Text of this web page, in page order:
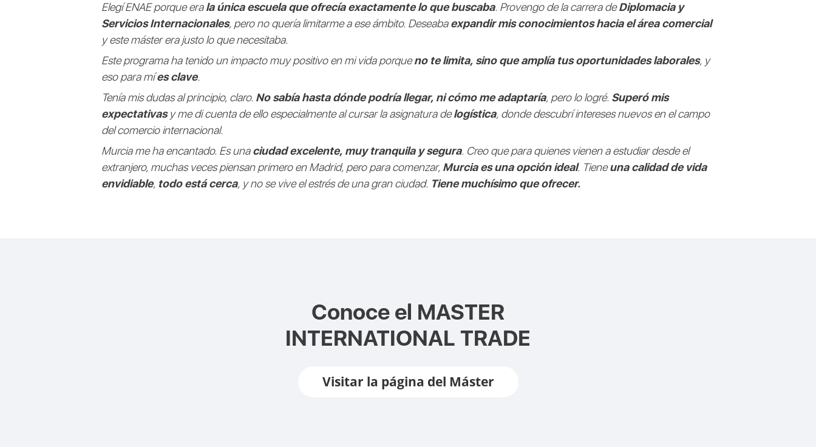
Elegí ENAE porque erala única escuela que ofrecía exactamente lo que buscaba. Provengo de la carrera deDiplomacia y
Servicios Internacionales, pero no quería limitarme a ese ámbito. Deseabaexpandir mis conocimientos hacia el área comercial
y este máster era justo lo que necesitaba.
Este programa ha tenido un impacto muy positivo en mi vida porqueno te limita, sino que amplía tus oportunidades laborales, y
eso para míes clave.
Tenía mis dudas al principio, claro. No sabía hasta dónde podría llegar, ni cómo me adaptaría, pero lo logré. Superó mis
expectativasy me di cuenta de ello especialmente al cursar la asignatura delogística, donde descubrí intereses nuevos en el campo
del comercio internacional.
Murcia me ha encantado. Es unaciudad excelente, muy tranquila y segura. Creo que para quienes vienen a estudiar desde el
extranjero, muchas veces piensan primero en Madrid, pero para comenzar, Murcia es una opción ideal. Tieneuna calidad de vida
envidiable, todo está cerca, y no se vive el estrés de una gran ciudad. Tiene muchísimo que ofrecer.
Conoce el MASTER
INTERNATIONAL TRADE
Visitar la página del Máster